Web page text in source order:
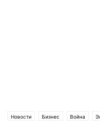
Новости Бизнес Война